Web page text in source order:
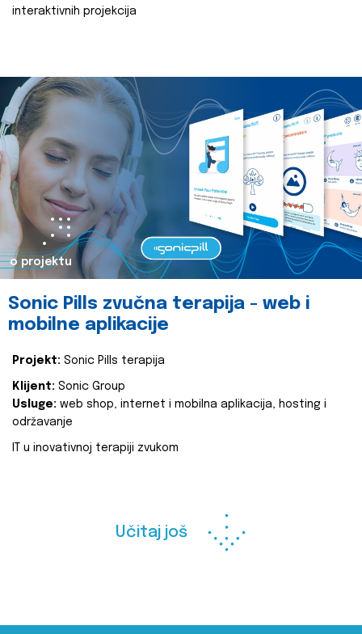
interaktivnih projekcija
o projektu
Sonic Pills zvučna terapija - web i
mobilne aplikacije
Projekt: Sonic Pills terapija
Klijent: Sonic Group
Usluge: web shop, internet i mobilna aplikacija, hosting i
održavanje
IT u inovativnoj terapiji zvukom
Učitaj još